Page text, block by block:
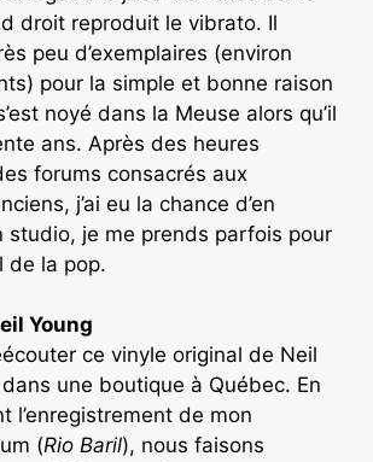
droit reproduit le vibrato. Il
peu d’exemplaires (environ
pour la simple et bonne raison
noyé dans la Meuse alors qu’il
ans. Après des heures
forums consacrés aux
j’ai eu la chance d’en
studio, je me prends parfois pour
de la pop.
Young
ce vinyle original de Neil
une boutique à Québec. En
l’enregistrement de mon
(Rio Baril), nous faisons